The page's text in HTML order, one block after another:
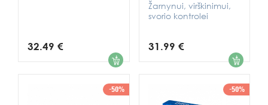
32.49 € 1
Žarnynui, virškinimui,
svorio kontrolei
31.99 € 1
-50% -50%